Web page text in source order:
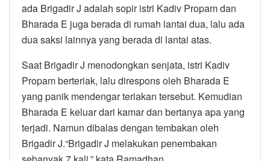
ada Brigadir J adalah sopir istri Kadiv Propam dan
Bharada E juga berada di rumah lantai dua, lalu ada
dua saksi lainnya yang berada di lantai atas.
Saat Brigadir J menodongkan senjata, istri Kadiv
Propam berteriak, lalu direspons oleh Bharada E
yang panik mendengar teriakan tersebut. Kemudian
Bharada E keluar dari kamar dan bertanya apa yang
terjadi. Namun dibalas dengan tembakan oleh
Brigadir J.“Brigadir J melakukan penembakan